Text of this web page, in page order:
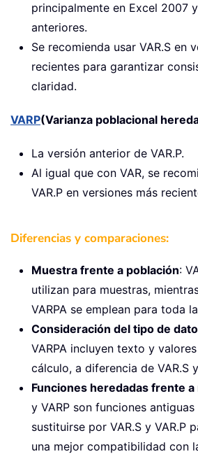
principalmente en Excel 2007
anteriores.
Se recomienda usar VAR.S en
recientes para garantizar
claridad.
VARP(Varianza poblacional
La versión anterior de VAR.P.
Al igual que con VAR, se
VAR.P en versiones más
Diferencias y comparaciones:
Muestra frente a población:
utilizan para muestras,
VARPA se emplean para toda
Consideración del tipo de
VARPA incluyen texto y
cálculo, a diferencia de VAR.S y
Funciones heredadas frente
y VARP son funciones
sustituirse por VAR.S y VAR.P
una mejor compatibilidad con